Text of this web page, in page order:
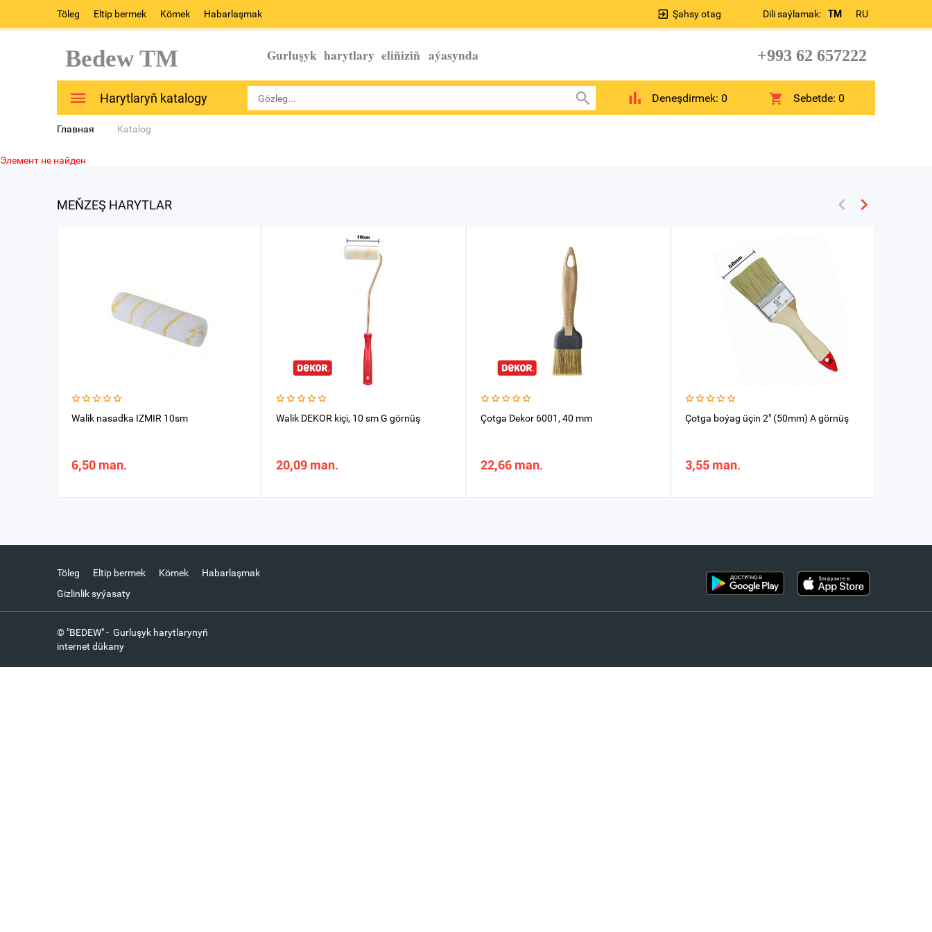
Töleg Eltip bermek Kömek Habarlaşmak Dili saýlamak: TM RU
Şahsy otag
Bedew TM Gurluşyk harytlary eliňiziň aýasynda +993 62 657222
Harytlaryň katalogy Deneşdirmek: 0 Sebetde:0
Главная Katalog
Элемент не найден
MEŇZEŞ HARYTLAR
Walik nasadka IZMIR 10sm
6,50 man.
Walik DEKOR kiçi, 10 sm G görnüş
20,09 man.
Çotga Dekor 6001, 40 mm
22,66 man.
Çotga boýag üçin 2" (50mm) A görnüş
3,55 man.
Töleg Eltip bermek Kömek
Habarlaşmak
Gizlinlik syýasaty
© "BEDEW" - Gurluşyk harytlarynyň
internet dükany